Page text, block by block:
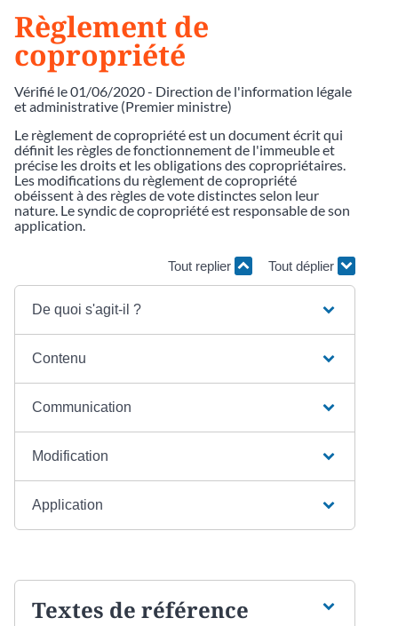
Règlement de
copropriété
Vérifié le 01/06/2020 - Direction de l'information légale
et administrative (Premier ministre)
Le règlement de copropriété est un document écrit qui
définit les règles de fonctionnement de l'immeuble et
précise les droits et les obligations des copropriétaires.
Les modifications du règlement de copropriété
obéissent à des règles de vote distinctes selon leur
nature. Le syndic de copropriété est responsable de son
application.
Tout replier Tout déplier
De quoi s'agit-il ?
Contenu
Communication
Modification
Application
Textes de référence